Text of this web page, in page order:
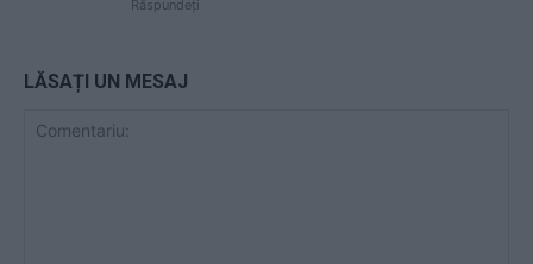
Răspundeți
LĂSAȚI UN MESAJ